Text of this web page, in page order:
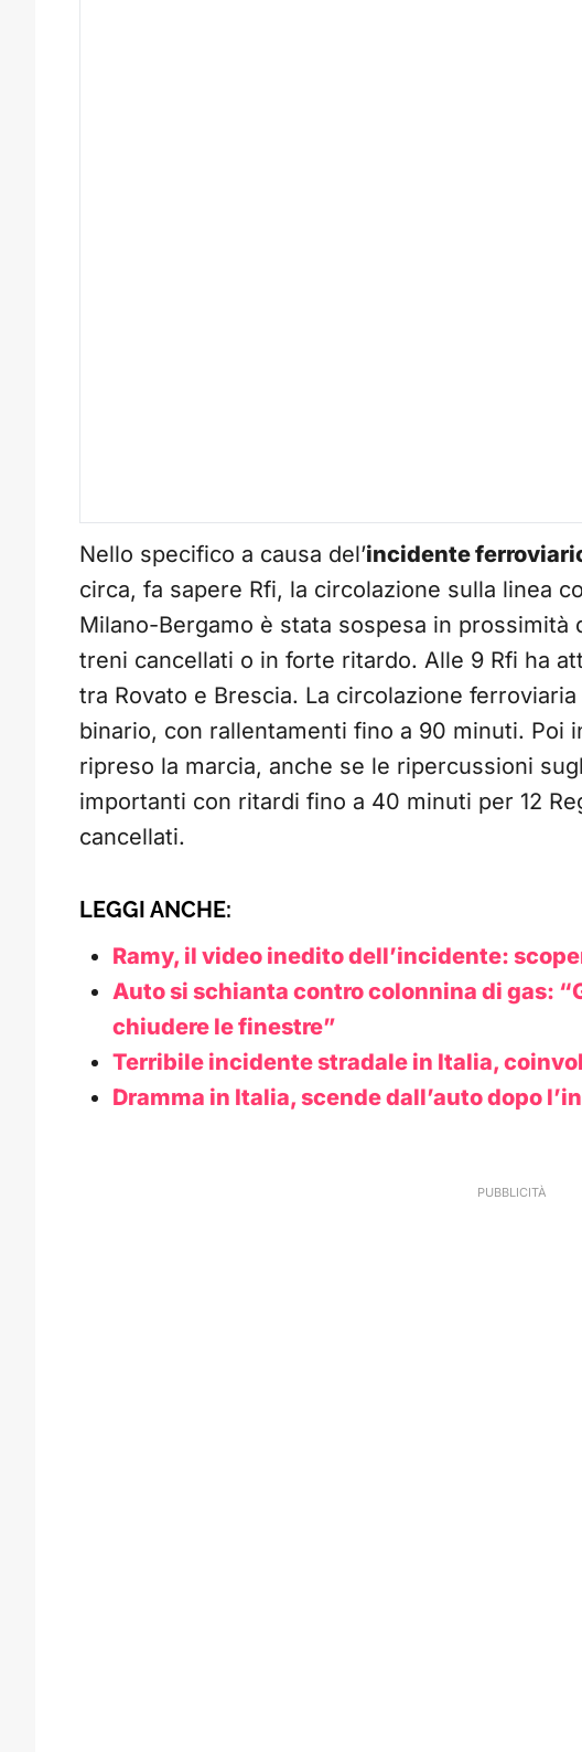
Nello specifico a causa del’incidente
circa, fa sapere Rfi, la circolazione sulla linea
Milano-Bergamo è stata sospesa in prossimità
treni cancellati o in forte ritardo. Alle 9 Rfi ha
tra Rovato e Brescia. La circolazione
binario, con rallentamenti fino a 90 minuti. Poi
ripreso la marcia, anche se le ripercussioni
importanti con ritardi fino a 40 minuti per 12
cancellati.
LEGGI ANCHE:
Ramy, il video inedito dell’incidente:
Auto si schianta contro colonnina di gas:
chiudere le finestre”
Terribile incidente stradale in Italia,
Dramma in Italia, scende dall’auto dopo